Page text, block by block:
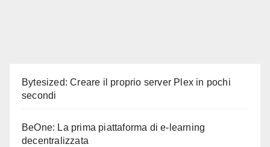
Bytesized: Creare il proprio server Plex in pochi
secondi
BeOne: La prima piattaforma di e-learning
decentralizzata